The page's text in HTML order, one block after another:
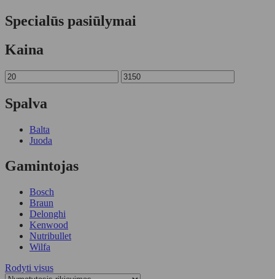
Specialūs pasiūlymai
Kaina
Spalva
Balta
Juoda
Gamintojas
Bosch
Braun
Delonghi
Kenwood
Nutribullet
Wilfa
Rodyti visus